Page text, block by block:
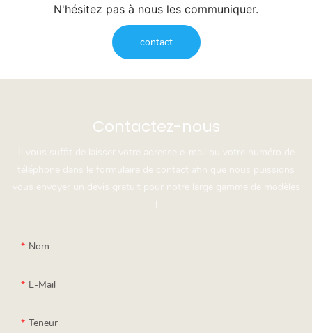
N'hésitez pas à nous les communiquer.
contact
Contactez-nous
Il vous suffit de laisser votre adresse e-mail ou votre numéro de
téléphone dans le formulaire de contact afin que nous puissions
vous envoyer un devis gratuit pour notre large gamme de modèles
!
Nom
E-Mail
Teneur